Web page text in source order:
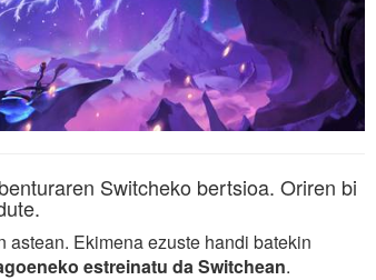
Switcheko bertsioa. Oriren bi
Ekimena ezuste handi batekin
estreinatu da Switchean.